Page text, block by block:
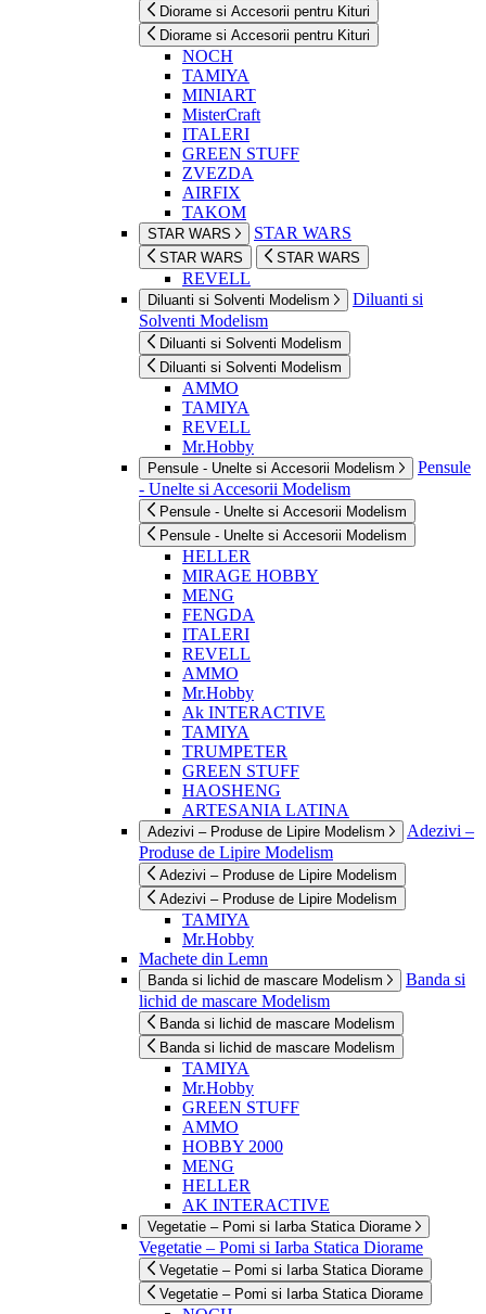
Diorame si Accesorii pentru Kituri
Diorame si Accesorii pentru Kituri
NOCH
TAMIYA
MINIART
MisterCraft
ITALERI
GREEN STUFF
ZVEZDA
AIRFIX
TAKOM
STAR WARS STAR WARS
STAR WARS STAR WARS
REVELL
Diluanti si Solventi Modelism
Diluanti si
Solventi Modelism
Diluanti si Solventi Modelism
Diluanti si Solventi Modelism
AMMO
TAMIYA
REVELL
Mr.Hobby
Pensule - Unelte si Accesorii Modelism
Pensule
- Unelte si Accesorii Modelism
Pensule - Unelte si Accesorii Modelism
Pensule - Unelte si Accesorii Modelism
HELLER
MIRAGE HOBBY
MENG
FENGDA
ITALERI
REVELL
AMMO
Mr.Hobby
Ak INTERACTIVE
TAMIYA
TRUMPETER
GREEN STUFF
HAOSHENG
ARTESANIA LATINA
Adezivi – Produse de Lipire Modelism
Adezivi –
Produse de Lipire Modelism
Adezivi – Produse de Lipire Modelism
Adezivi – Produse de Lipire Modelism
TAMIYA
Mr.Hobby
Machete din Lemn
Banda si lichid de mascare Modelism
Banda si
lichid de mascare Modelism
Banda si lichid de mascare Modelism
Banda si lichid de mascare Modelism
TAMIYA
Mr.Hobby
GREEN STUFF
AMMO
HOBBY 2000
MENG
HELLER
AK INTERACTIVE
Vegetatie – Pomi si Iarba Statica Diorame
Vegetatie – Pomi si Iarba Statica Diorame
Vegetatie – Pomi si Iarba Statica Diorame
Vegetatie – Pomi si Iarba Statica Diorame